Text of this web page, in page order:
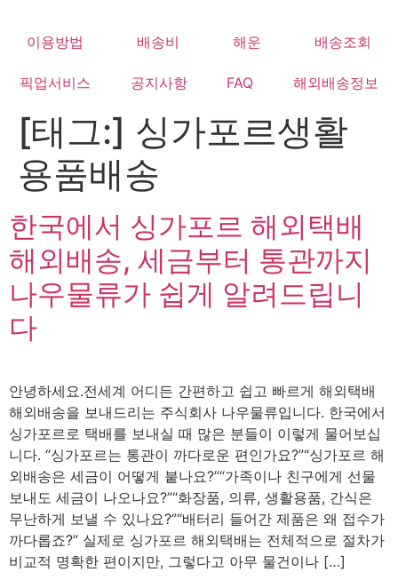
content
이용방법 배송비 해운 배송조회
픽업서비스 공지사항 FAQ 해외배송정보
[태그:] 싱가포르생활
용품배송
한국에서 싱가포르 해외택배
해외배송, 세금부터 통관까지
나우물류가 쉽게 알려드립니
다
안녕하세요.전세계 어디든 간편하고 쉽고 빠르게 해외택배
해외배송을 보내드리는 주식회사 나우물류입니다. 한국에서
싱가포르로 택배를 보내실 때 많은 분들이 이렇게 물어보십
니다. “싱가포르는 통관이 까다로운 편인가요?”“싱가포르 해
외배송은 세금이 어떻게 붙나요?”“가족이나 친구에게 선물
보내도 세금이 나오나요?”“화장품, 의류, 생활용품, 간식은
무난하게 보낼 수 있나요?”“배터리 들어간 제품은 왜 접수가
까다롭죠?” 실제로 싱가포르 해외택배는 전체적으로 절차가
비교적 명확한 편이지만, 그렇다고 아무 물건이나 […]